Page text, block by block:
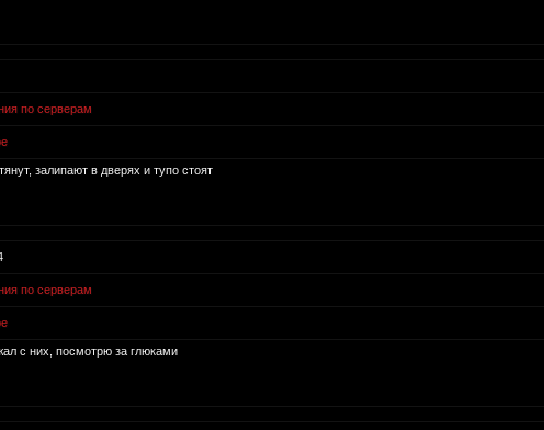
по серверам
залипают в дверях и тупо стоят
по серверам
с них, посмотрю за глюками